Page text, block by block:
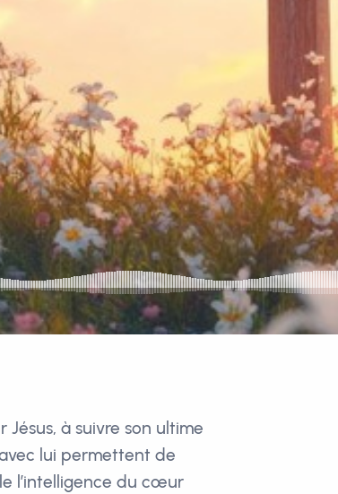
à suivre son ultime
lui permettent de
l’intelligence du cœur